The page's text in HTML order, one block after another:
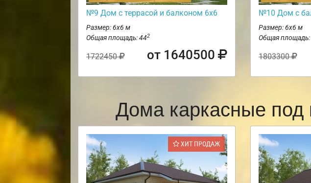
№9 Дом с террасой и балконом 6х6
Размер: 6х6 м
Общая площадь: 442
1722450 от 1640500
№10 Дом с
Размер: 6х6 м
Общая площадь:
1803300
Дома каркасные
ХИТ ПРОДАЖ